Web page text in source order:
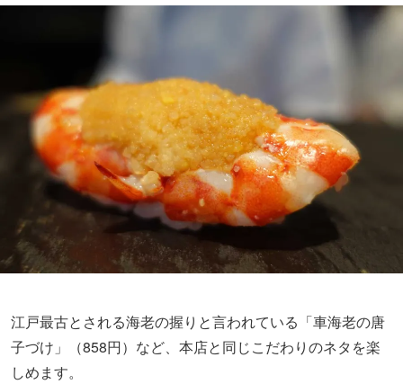
江戸最古とされる海老の握りと言われている「車海老の唐
子づけ」（858円）など、本店と同じこだわりのネタを楽
しめます。